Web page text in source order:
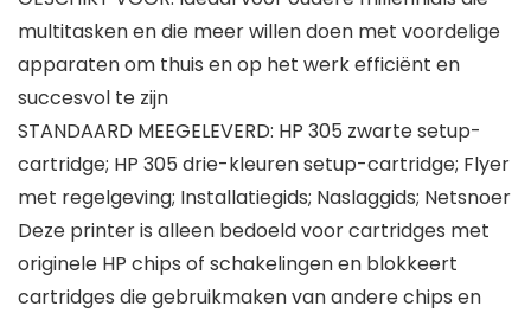
multitasken en die meer willen doen met voordelige
apparaten om thuis en op het werk efficiënt en
succesvol te zijn
STANDAARD MEEGELEVERD: HP 305 zwarte setup-
cartridge; HP 305 drie-kleuren setup-cartridge; Flyer
met regelgeving; Installatiegids; Naslaggids; Netsnoer
Deze printer is alleen bedoeld voor cartridges met
originele HP chips of schakelingen en blokkeert
cartridges die gebruikmaken van andere chips en